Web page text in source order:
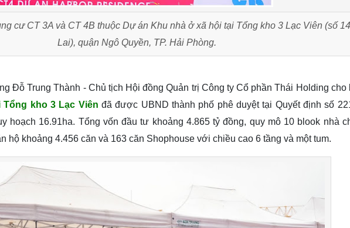
cư CT 3A và CT 4B thuộc Dự án Khu nhà ở xã hội tại Tổng kho 3 Lạc Viên (số
Lai), quận Ngô Quyền, TP. Hải Phòng.
Đỗ Trung Thành - Chủ tịch Hội đồng Quản trị Công ty Cổ phần Thái Holding cho
Tổng kho 3 Lạc Viên đã được UBND thành phố phê duyệt tại Quyết định số
hoạch 16.91ha. Tổng vốn đầu tư khoảng 4.865 tỷ đồng, quy mô 10 blook nhà
hộ khoảng 4.456 căn và 163 căn Shophouse với chiều cao 6 tầng và một tum.